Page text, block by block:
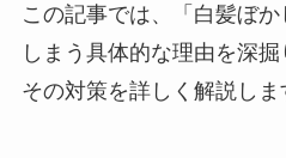
この記事では、「白髪ぼ
しまう具体的な理由を深
その対策を詳しく解説しま